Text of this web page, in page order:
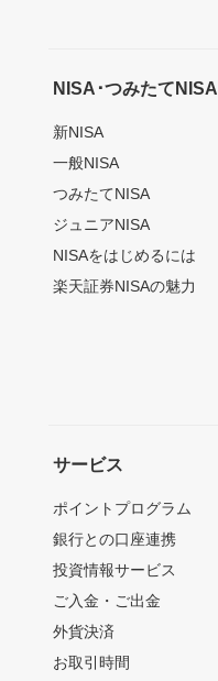
NISA･つみたてNISA
新NISA
一般NISA
つみたてNISA
ジュニアNISA
NISAをはじめるには
楽天証券NISAの魅力
サービス
ポイントプログラム
銀行との口座連携
投資情報サービス
ご入金・ご出金
外貨決済
お取引時間